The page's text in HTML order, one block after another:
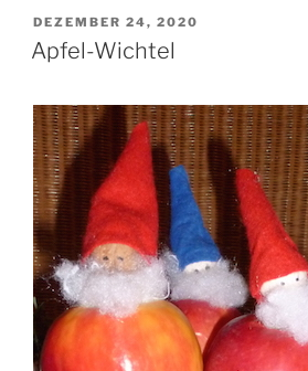
VERÖFFENTLICHT
AM
DEZEMBER 24, 2020
Apfel-Wichtel